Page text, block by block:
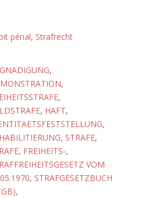
pénal, Strafrecht
,
,
,
, HAFT,
,
, STRAFE,
FREIHEITS-,
VOM
, STRAFGESETZBUCH
,